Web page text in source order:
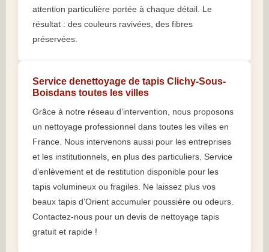
attention particulière portée à chaque détail. Le
résultat : des couleurs ravivées, des fibres
préservées.
Service denettoyage de tapis Clichy-Sous-
Boisdans toutes les villes
Grâce à notre réseau d’intervention, nous proposons
un nettoyage professionnel dans toutes les villes en
France. Nous intervenons aussi pour les entreprises
et les institutionnels, en plus des particuliers. Service
d’enlèvement et de restitution disponible pour les
tapis volumineux ou fragiles. Ne laissez plus vos
beaux tapis d’Orient accumuler poussière ou odeurs.
Contactez-nous pour un devis de nettoyage tapis
gratuit et rapide !